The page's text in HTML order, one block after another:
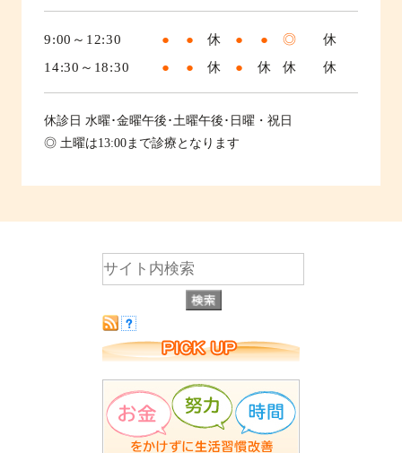
9:00～12:30 ● ● 休 ● ● ◎
休
14:30～18:30
● ● 休 ● 休 休 休
休診日 水曜･金曜午後･土曜午後･日曜・祝日
◎ 土曜は13:00まで診療となります